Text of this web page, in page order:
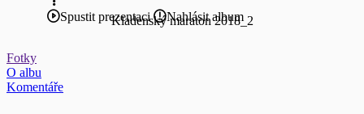
Kladenský maraton 2018_2
Spustit prezentaci Nahlásit album
Fotky
O albu
Komentáře